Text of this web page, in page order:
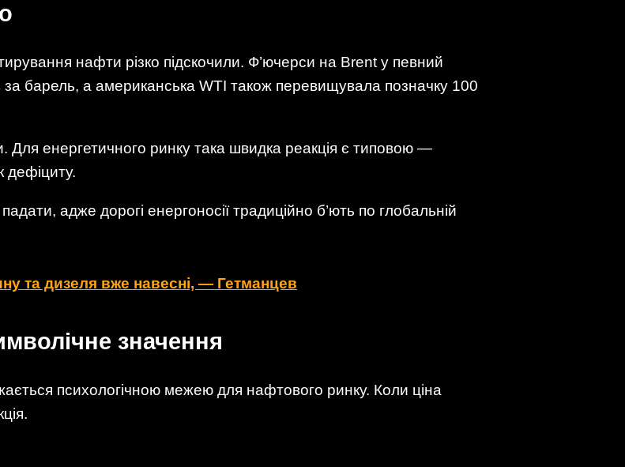
нафти різко підскочили. Ф’ючерси на Brent у певний
барель, а американська WTI також перевищувала позначку 100
Для енергетичного ринку така швидка реакція є типовою —
дефіциту.
адже дорогі енергоносії традиційно б’ють по глобальній
та дизеля вже навесні, — Гетманцев
значення
психологічною межею для нафтового ринку. Коли ціна